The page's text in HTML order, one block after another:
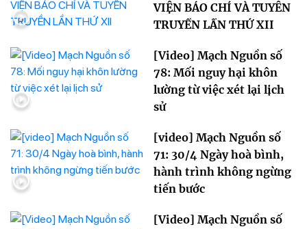
VIỆN BÁO CHÍ VÀ TUYÊN
TRUYỀN LẦN THỨ XII
[Video] Mạch Nguồn số
78: Mối nguy hại khôn
lường từ việc xét lại lịch
sử
[video] Mạch Nguồn số
71: 30/4 Ngày hoà bình,
hành trình không ngừng
tiến bước
[Video] Mạch Nguồn số